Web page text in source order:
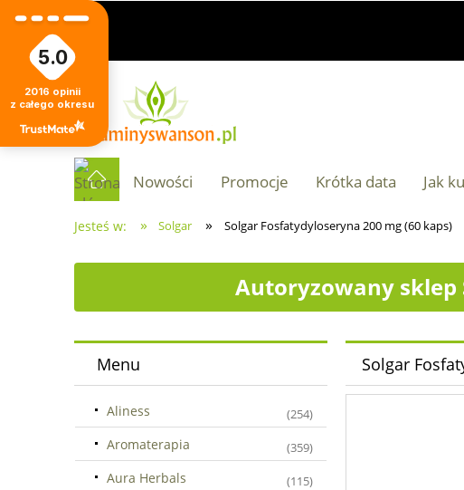
Nowości Promocje Krótka data Jak
Jesteś w: » Solgar » Solgar Fosfatydyloseryna 200 mg (60 kaps)
Autoryzowany sklep
Menu
Aliness (254)
Aromaterapia (359)
Aura Herbals (115)
Solgar
5.0
2016 opinii
z całego okresu